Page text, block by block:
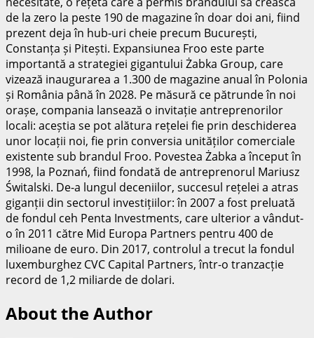
de la zero la peste 190 de magazine în doar doi ani, fiind
prezent deja în hub-uri cheie precum București,
Constanța și Pitești. Expansiunea Froo este parte
importantă a strategiei gigantului Żabka Group, care
vizează inaugurarea a 1.300 de magazine anual în Polonia
și România până în 2028. Pe măsură ce pătrunde în noi
orașe, compania lansează o invitație antreprenorilor
locali: aceștia se pot alătura rețelei fie prin deschiderea
unor locații noi, fie prin conversia unităților comerciale
existente sub brandul Froo. Povestea Żabka a început în
1998, la Poznań, fiind fondată de antreprenorul Mariusz
Świtalski. De-a lungul deceniilor, succesul rețelei a atras
giganții din sectorul investițiilor: în 2007 a fost preluată
de fondul ceh Penta Investments, care ulterior a vândut-
o în 2011 către Mid Europa Partners pentru 400 de
milioane de euro. Din 2017, controlul a trecut la fondul
luxemburghez CVC Capital Partners, într-o tranzacție
record de 1,2 miliarde de dolari.
About the Author